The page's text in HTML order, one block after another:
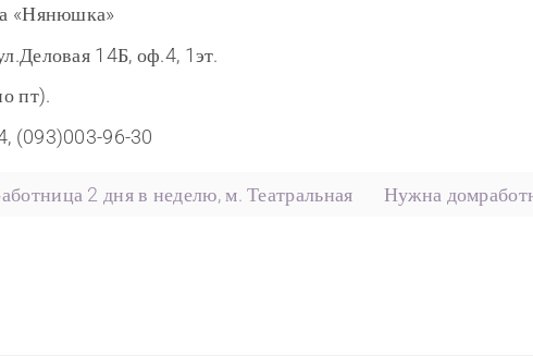
«Нянюшка»
14Б, оф.4, 1эт.
пт).
(093)003-96-30
2 дня в неделю, м. Театральная Нужна